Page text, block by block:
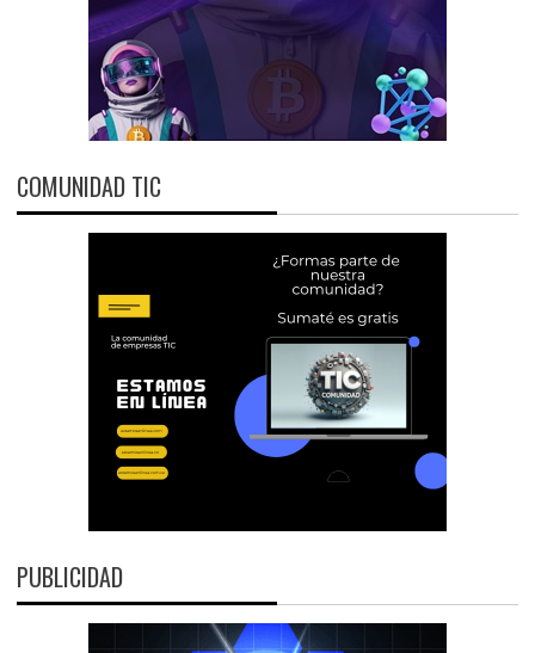
COMUNIDAD TIC
PUBLICIDAD